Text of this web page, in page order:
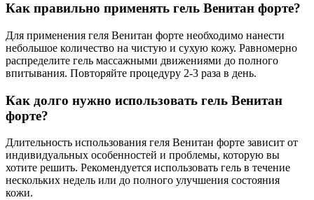
Как правильно применять гель Венитан форте?
Для применения геля Венитан форте необходимо нанести
небольшое количество на чистую и сухую кожу. Равномерно
распределите гель массажными движениями до полного
впитывания. Повторяйте процедуру 2-3 раза в день.
Как долго нужно использовать гель Венитан
форте?
Длительность использования геля Венитан форте зависит от
индивидуальных особенностей и проблемы, которую вы
хотите решить. Рекомендуется использовать гель в течение
нескольких недель или до полного улучшения состояния
кожи.